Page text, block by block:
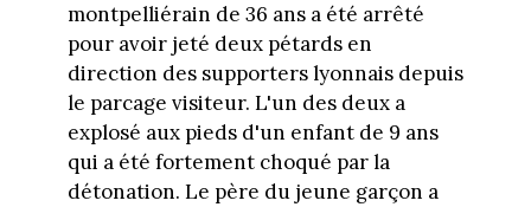
montpelliérain de 36 ans a été arrêté
pour avoir jeté deux pétards en
direction des supporters lyonnais depuis
le parcage visiteur. L'un des deux a
explosé aux pieds d'un enfant de 9 ans
qui a été fortement choqué par la
détonation. Le père du jeune garçon a